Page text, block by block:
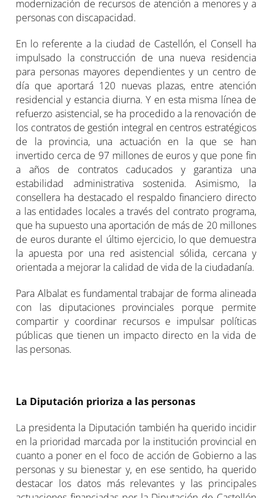
modernización de recursos de atención a menores y a
personas con discapacidad.
En lo referente a la ciudad de Castellón, el Consell ha
impulsado la construcción de una nueva residencia
para personas mayores dependientes y un centro de
día que aportará 120 nuevas plazas, entre atención
residencial y estancia diurna. Y en esta misma línea de
refuerzo asistencial, se ha procedido a la renovación de
los contratos de gestión integral en centros estratégicos
de la provincia, una actuación en la que se han
invertido cerca de 97 millones de euros y que pone fin
a años de contratos caducados y garantiza una
estabilidad administrativa sostenida. Asimismo, la
consellera ha destacado el respaldo financiero directo
a las entidades locales a través del contrato programa,
que ha supuesto una aportación de más de 20 millones
de euros durante el último ejercicio, lo que demuestra
la apuesta por una red asistencial sólida, cercana y
orientada a mejorar la calidad de vida de la ciudadanía.
Para Albalat es fundamental trabajar de forma alineada
con las diputaciones provinciales porque permite
compartir y coordinar recursos e impulsar políticas
públicas que tienen un impacto directo en la vida de
las personas.
La Diputación prioriza a las personas
La presidenta la Diputación también ha querido incidir
en la prioridad marcada por la institución provincial en
cuanto a poner en el foco de acción de Gobierno a las
personas y su bienestar y, en ese sentido, ha querido
destacar los datos más relevantes y las principales